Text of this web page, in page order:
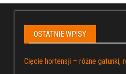
OSTATNIE WPISY
Cięcie hortensji – różne gatunki,